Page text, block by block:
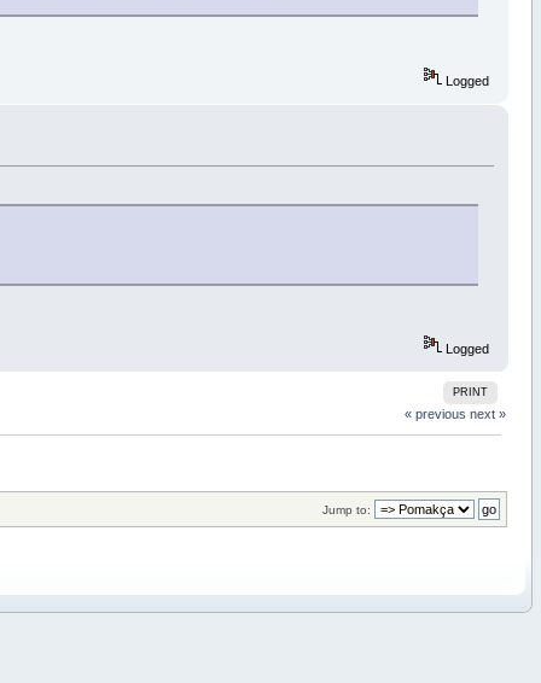
Logged
Logged
PRINT
« previous next »
Jump to: